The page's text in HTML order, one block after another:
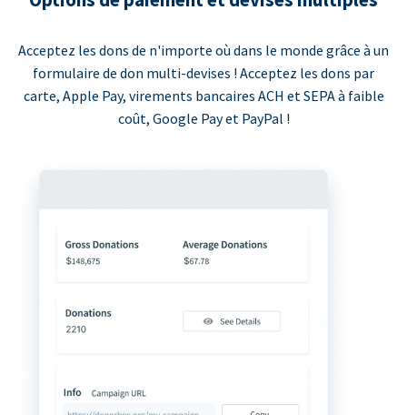
Acceptez les dons de n'importe où dans le monde grâce à un
formulaire de don multi-devises ! Acceptez les dons par
carte, Apple Pay, virements bancaires ACH et SEPA à faible
coût, Google Pay et PayPal !